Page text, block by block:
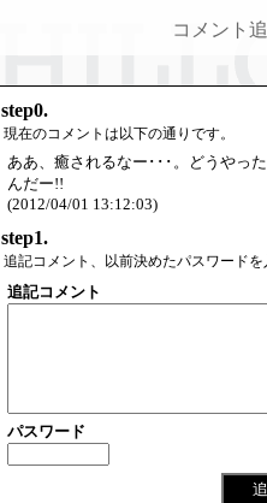
コメント
step0.
現在のコメントは以下の通りです。
ああ、癒されるなー･･･。どうやっ
んだー!!
(2012/04/01 13:12:03)
step1.
追記コメント、以前決めたパスワードを
追記コメント
パスワード